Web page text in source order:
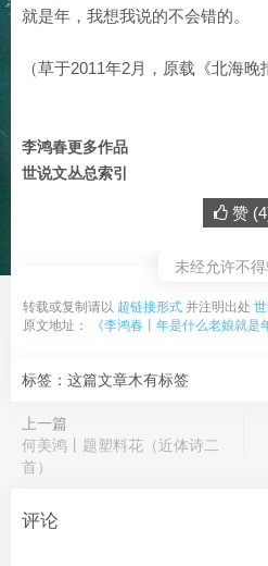
就是年，我想我说的不会错的。
（草于2011年2月，原载《北海晚
李鸿春更多作品
世说文丛总索引
赞 (4
未经允许不得
转载或复制请以 超链接形式 并注明出处
原文地址：
《李鸿春丨年是什么老娘就是
标签：这篇文章木有标签
上一篇
何美鸿丨题塑料花（近体诗二
首）
评论